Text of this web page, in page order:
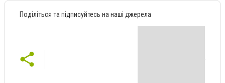
Поділіться та підписуйтесь на наші джерела